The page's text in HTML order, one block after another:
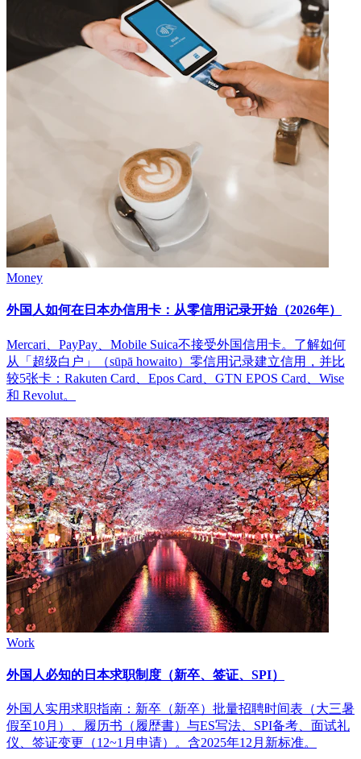
Money
外国人如何在日本办信用卡：从零信用记录开始（2026年）
Mercari、PayPay、Mobile Suica不接受外国信用卡。了解如何
从「超级白户」（sūpā howaito）零信用记录建立信用，并比
较5张卡：Rakuten Card、Epos Card、GTN EPOS Card、Wise
和 Revolut。
Work
外国人必知的日本求职制度（新卒、签证、SPI）
外国人实用求职指南：新卒（新卒）批量招聘时间表（大三暑
假至10月）、履历书（履歴書）与ES写法、SPI备考、面试礼
仪、签证变更（12~1月申请）。含2025年12月新标准。